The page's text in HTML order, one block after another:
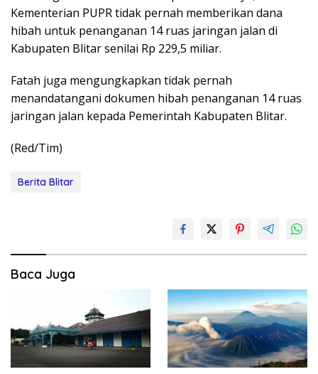
Kementerian PUPR tidak pernah memberikan dana
hibah untuk penanganan 14 ruas jaringan jalan di
Kabupaten Blitar senilai Rp 229,5 miliar.
Fatah juga mengungkapkan tidak pernah
menandatangani dokumen hibah penanganan 14 ruas
jaringan jalan kepada Pemerintah Kabupaten Blitar.
(Red/Tim)
Berita Blitar
Baca Juga